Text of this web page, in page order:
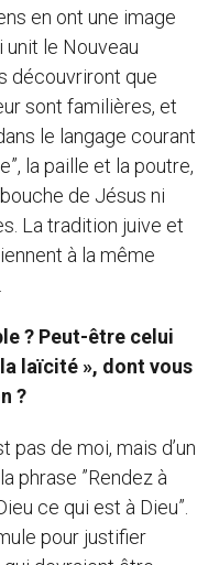
en ont une image
le Nouveau
découvriront que
sont familières, et
le langage courant
la paille et la poutre,
de Jésus ni
La tradition juive et
à la même
? Peut-être celui
laïcité », dont vous
?
pas de moi, mais d’un
phrase ”Rendez à
ce qui est à Dieu”.
pour justifier